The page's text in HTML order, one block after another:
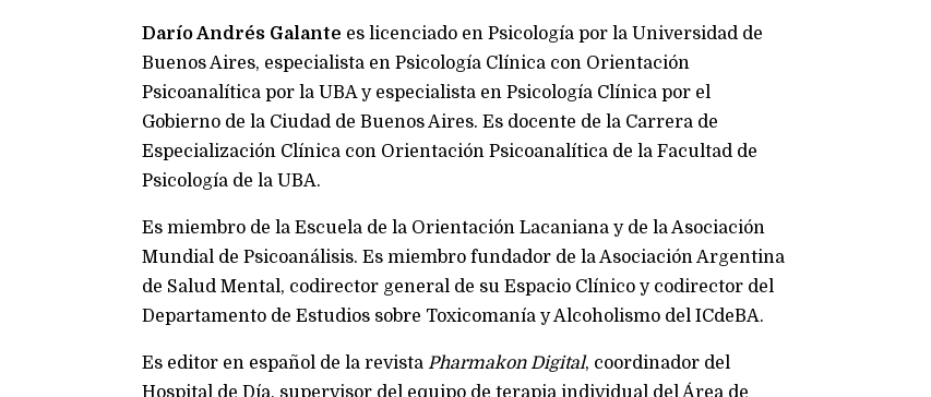
Darío Andrés Galante es licenciado en Psicología por la Universidad de
Buenos Aires, especialista en Psicología Clínica con Orientación
Psicoanalítica por la UBA y especialista en Psicología Clínica por el
Gobierno de la Ciudad de Buenos Aires. Es docente de la Carrera de
Especialización Clínica con Orientación Psicoanalítica de la Facultad de
Psicología de la UBA.
Es miembro de la Escuela de la Orientación Lacaniana y de la Asociación
Mundial de Psicoanálisis. Es miembro fundador de la Asociación Argentina
de Salud Mental, codirector general de su Espacio Clínico y codirector del
Departamento de Estudios sobre Toxicomanía y Alcoholismo del ICdeBA.
Es editor en español de la revista Pharmakon Digital, coordinador del